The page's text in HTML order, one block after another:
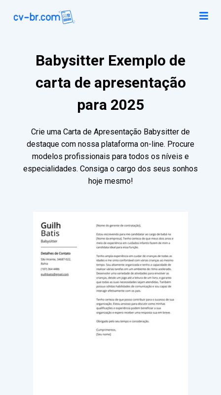
Babysitter Exemplo de
carta de apresentação
para 2025
Crie uma Carta de Apresentação Babysitter de
destaque com nossa plataforma on-line. Procure
modelos profissionais para todos os níveis e
especialidades. Consiga o cargo dos seus sonhos
hoje mesmo!